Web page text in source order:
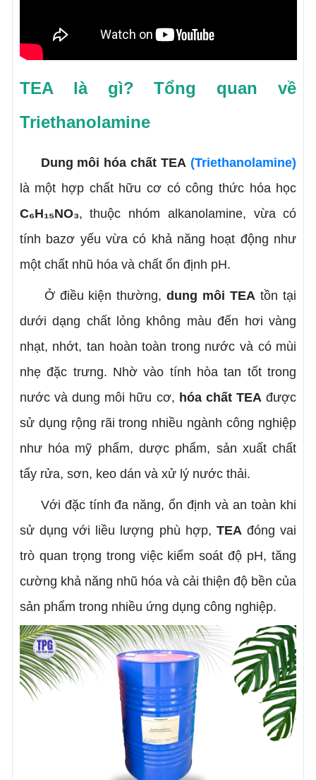
TEA là gì? Tổng quan về
Triethanolamine
Dung môi hóa chất TEA (Triethanolamine)
là một hợp chất hữu cơ có công thức hóa học
C₆H₁₅NO₃, thuộc nhóm alkanolamine, vừa có
tính bazơ yếu vừa có khả năng hoạt động như
một chất nhũ hóa và chất ổn định pH.
Ở điều kiện thường,dung môiTEA tồn tại
dưới dạng chất lỏng không màu đến hơi vàng
nhạt, nhớt, tan hoàn toàn trong nước và có mùi
nhẹ đặc trưng. Nhờ vào tính hòa tan tốt trong
nước và dung môi hữu cơ, hóa chấtTEA được
sử dụng rộng rãi trong nhiều ngành công nghiệp
như hóa mỹ phẩm, dược phẩm, sản xuất chất
tẩy rửa, sơn, keo dán và xử lý nước thải.
Với đặc tính đa năng, ổn định và an toàn khi
sử dụng với liều lượng phù hợp, TEA đóng vai
trò quan trọng trong việc kiểm soát độ pH, tăng
cường khả năng nhũ hóa và cải thiện độ bền của
sản phẩm trong nhiều ứng dụng công nghiệp.